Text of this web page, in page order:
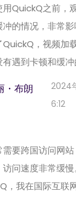
用QuickQ之前，
冲的情况，非常
QuickQ，视频加
遇到卡顿和缓
・布朗
2024
6:12
需要跨国访问网
访问速度非常缓
，我在国际互联